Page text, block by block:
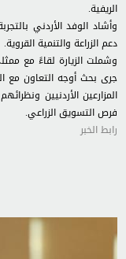
الريفية.
وأشاد الوفد الأردني
دعم الزراعة والتنمية القروية.
وشملت الزيارة لقاءً مع
جرى بحث أوجه التعاون مع
المزارعين الأردنيين
فرص التسويق الزراعي.
رابط الخبر